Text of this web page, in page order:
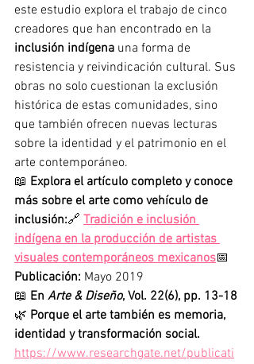
este estudio explora el trabajo de cinco
creadores que han encontrado en la
inclusión indígena una forma de
resistencia y reivindicación cultural. Sus
obras no solo cuestionan la exclusión
histórica de estas comunidades, sino
que también ofrecen nuevas lecturas
sobre la identidad y el patrimonio en el
arte contemporáneo.
📖 Explora el artículo completo y conoce
más sobre el arte como vehículo de
inclusión:🔗 Tradición e inclusión
indígena en la producción de artistas
visuales contemporáneos mexicanos📅
Publicación: Mayo 2019
📖 En Arte & Diseño, Vol. 22(6), pp. 13-18
🌿 Porque el arte también es memoria,
identidad y transformación social.
https://www.researchgate.net/publicati